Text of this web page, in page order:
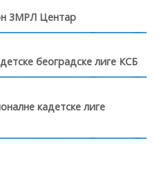
3МРЛ Центар
београдске лиге КСБ
кадетске лиге